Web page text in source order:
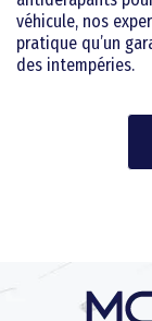
véhicule, nos
pratique qu’un
des intempéries.